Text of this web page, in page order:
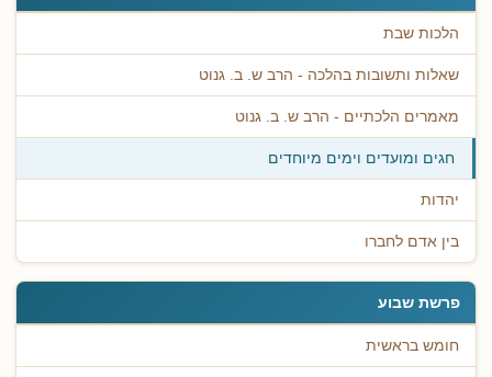
הלכות שבת
שאלות ותשובות בהלכה - הרב ש. ב. גנוט
מאמרים הלכתיים - הרב ש. ב. גנוט
חגים ומועדים וימים מיוחדים
יהדות
בין אדם לחברו
פרשת שבוע
חומש בראשית